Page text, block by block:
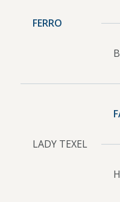
FERRO
LADY TEXEL